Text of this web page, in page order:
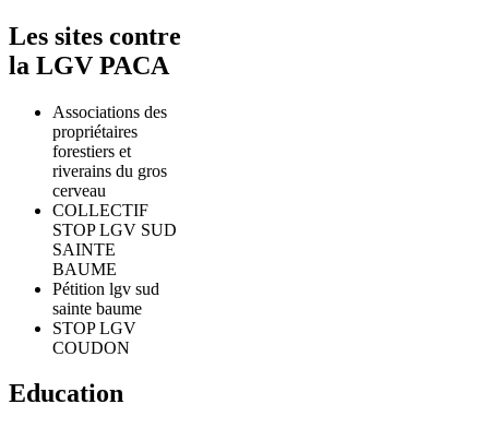
Les sites contre
la LGV PACA
Associations des
propriétaires
forestiers et
riverains du gros
cerveau
COLLECTIF
STOP LGV SUD
SAINTE
BAUME
Pétition lgv sud
sainte baume
STOP LGV
COUDON
Education